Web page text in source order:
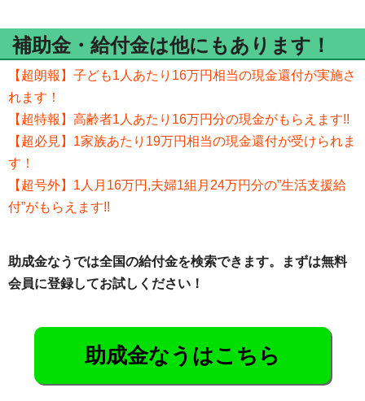
補助金・給付金は他にもあります！
【超朗報】子ども1人あたり16万円相当の現金還付が実施さ
れます！
【超特報】高齢者1人あたり16万円分の現金がもらえます!!
【超必見】1家族あたり19万円相当の現金還付が受けられま
す！
【超号外】1人月16万円,夫婦1組月24万円分の”生活支援給
付”がもらえます!!
助成金なうでは全国の給付金を検索できます。まずは無料
会員に登録してお試しください！
助成金なうはこちら